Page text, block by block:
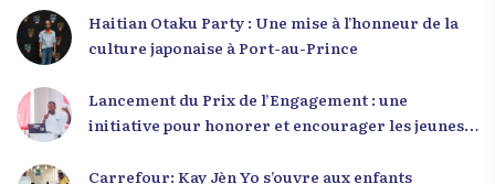
Haitian Otaku Party : Une mise à l’honneur de la
culture japonaise à Port-au-Prince
Lancement du Prix de l’Engagement : une
initiative pour honorer et encourager les jeunes
Carrefour: Kay Jèn Yo s’ouvre aux enfants